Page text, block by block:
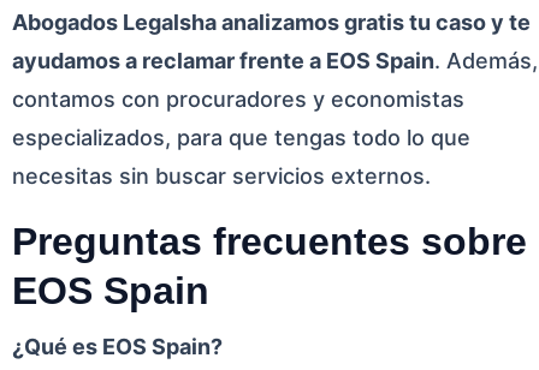
Abogados Legalsha analizamos gratis tu caso y te
ayudamos a reclamar frente a EOS Spain. Además,
contamos con procuradores y economistas
especializados, para que tengas todo lo que
necesitas sin buscar servicios externos.
Preguntas frecuentes sobre
EOS Spain
¿Qué es EOS Spain?